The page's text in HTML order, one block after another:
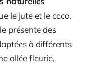
le jute et le coco.
présente des
à différents
allée fleurie,